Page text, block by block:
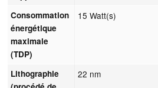
Consommation
énergétique
maximale
(TDP)
15 Watt(s)
Lithographie
22 nm